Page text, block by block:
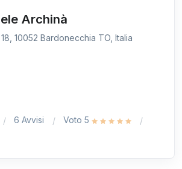
Archinà
10052 Bardonecchia TO, Italia
6 Avvisi
Voto 5